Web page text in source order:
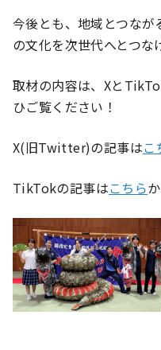
今後とも、地域とつなが
の文化を次世代へとつな
取材の内容は、Xと
ひご覧ください！
X(旧Twitter)の記事はこ
TikTokの記事はこちら